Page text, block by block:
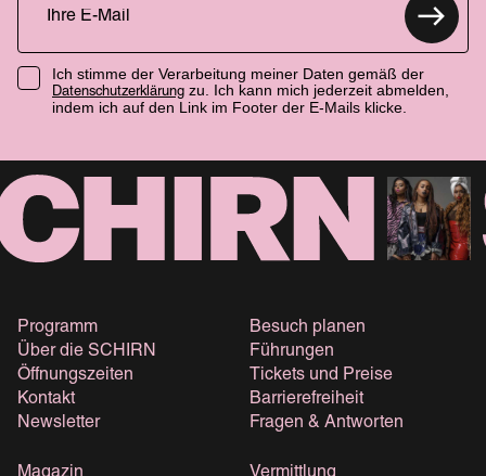
Ich stimme der Verarbeitung meiner Daten gemäß der
Datenschutzerklärung zu. Ich kann mich jederzeit abmelden,
indem ich auf den Link im Footer der E-Mails klicke.
Programm
Über die SCHIRN
Öffnungszeiten
Kontakt
Newsletter
Besuch planen
Führungen
Tickets und Preise
Barrierefreiheit
Fragen & Antworten
Magazin Vermittlung